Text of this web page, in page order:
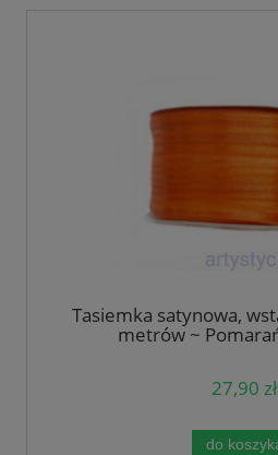
Tasiemka satynowa,
metrów ~
27,90 zł
do